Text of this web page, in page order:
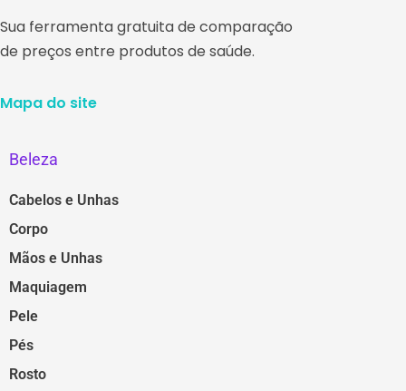
Sua ferramenta gratuita de comparação
de preços entre produtos de saúde.
Mapa do site
Beleza
Cabelos e Unhas
Corpo
Mãos e Unhas
Maquiagem
Pele
Pés
Rosto